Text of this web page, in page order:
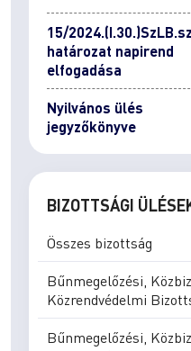
15/
határozat napirend
elfogadása
Nyilvános ülés
jegyzőkönyve
BIZOTTSÁGI
Összes bizottság
Bűnmegelőzési,
Közrendvédelmi
Bűnmegelőzési,